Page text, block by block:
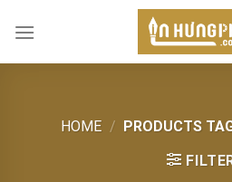
HOME / PRODUCTS